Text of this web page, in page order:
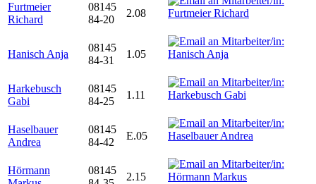
Furtmeier
Richard
08145
84-20
2.08
Hanisch Anja
08145
84-31
1.05
Harkebusch
Gabi
08145
84-25
1.11
Haselbauer
Andrea
08145
84-42
E.05
Hörmann
08145
2.15